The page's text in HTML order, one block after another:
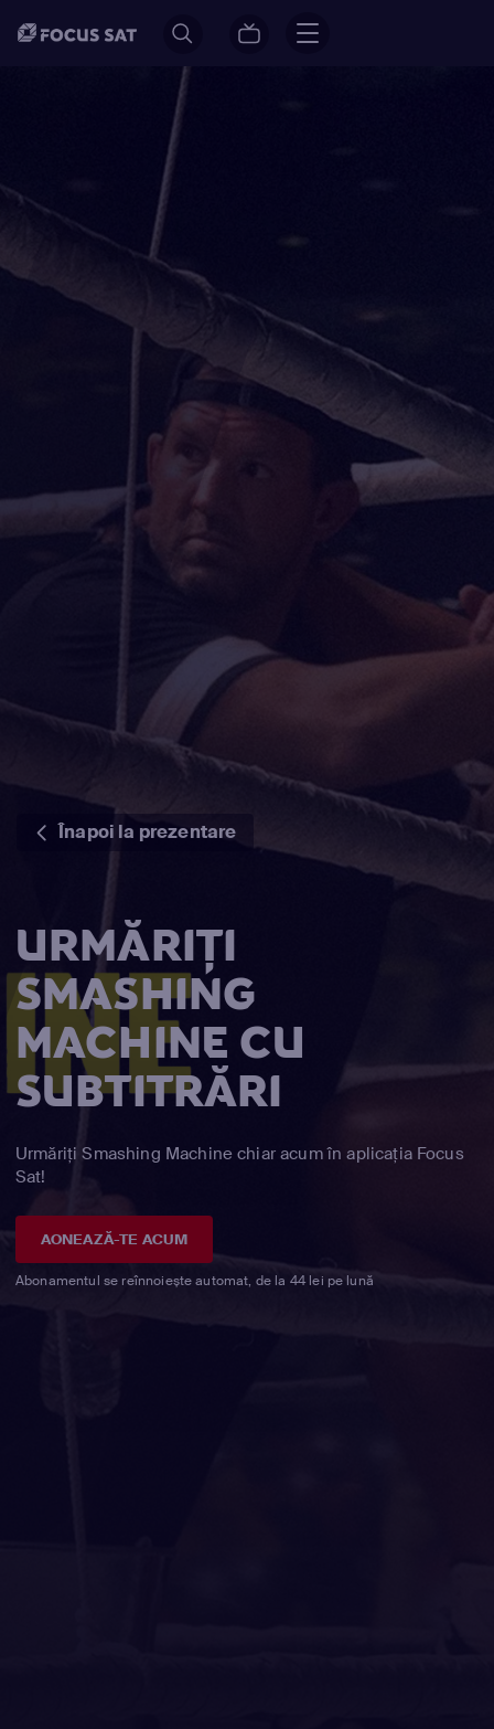
Înapoi la prezentare
URMĂRIȚI
SMASHING
MACHINE CU
SUBTITRĂRI
Urmăriți Smashing Machine chiar acum în aplicația Focus
Sat!
AONEAZĂ-TE ACUM
Abonamentul se reînnoiește automat, de la 44 lei pe lună